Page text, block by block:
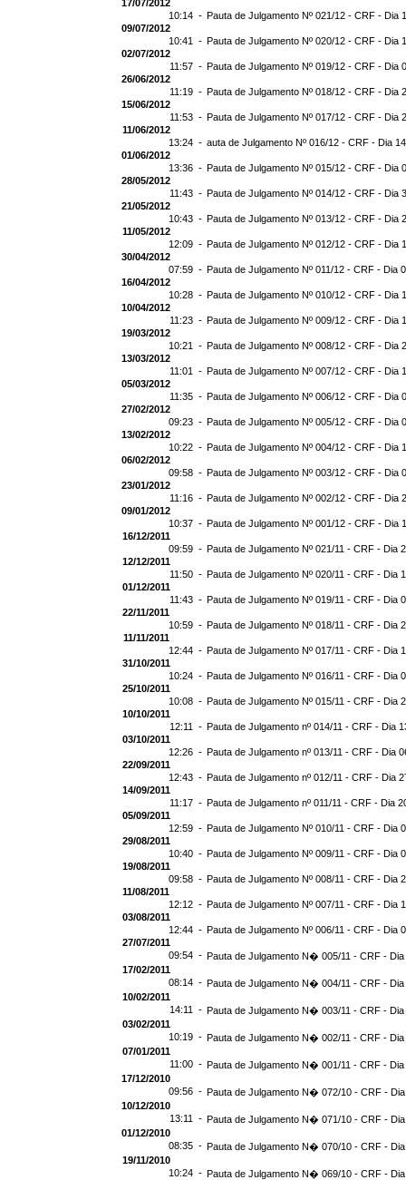
17/07/2012
10:14 - Pauta de Julgamento Nº 021/12 - CRF - Dia
09/07/2012
10:41 - Pauta de Julgamento Nº 020/12 - CRF - Dia
02/07/2012
11:57 - Pauta de Julgamento Nº 019/12 - CRF - Dia
26/06/2012
11:19 - Pauta de Julgamento Nº 018/12 - CRF - Dia
15/06/2012
11:53 - Pauta de Julgamento Nº 017/12 - CRF - Dia
11/06/2012
13:24 - auta de Julgamento Nº 016/12 - CRF - Dia
01/06/2012
13:36 - Pauta de Julgamento Nº 015/12 - CRF - Dia
28/05/2012
11:43 - Pauta de Julgamento Nº 014/12 - CRF - Dia
21/05/2012
10:43 - Pauta de Julgamento Nº 013/12 - CRF - Dia
11/05/2012
12:09 - Pauta de Julgamento Nº 012/12 - CRF - Dia
30/04/2012
07:59 - Pauta de Julgamento Nº 011/12 - CRF - Dia
16/04/2012
10:28 - Pauta de Julgamento Nº 010/12 - CRF - Dia
10/04/2012
11:23 - Pauta de Julgamento Nº 009/12 - CRF - Dia
19/03/2012
10:21 - Pauta de Julgamento Nº 008/12 - CRF - Dia
13/03/2012
11:01 - Pauta de Julgamento Nº 007/12 - CRF - Dia
05/03/2012
11:35 - Pauta de Julgamento Nº 006/12 - CRF - Dia
27/02/2012
09:23 - Pauta de Julgamento Nº 005/12 - CRF - Dia
13/02/2012
10:22 - Pauta de Julgamento Nº 004/12 - CRF - Dia
06/02/2012
09:58 - Pauta de Julgamento Nº 003/12 - CRF - Dia
23/01/2012
11:16 - Pauta de Julgamento Nº 002/12 - CRF - Dia
09/01/2012
10:37 - Pauta de Julgamento Nº 001/12 - CRF - Dia
16/12/2011
09:59 - Pauta de Julgamento Nº 021/11 - CRF - Dia
12/12/2011
11:50 - Pauta de Julgamento Nº 020/11 - CRF - Dia
01/12/2011
11:43 - Pauta de Julgamento Nº 019/11 - CRF - Dia
22/11/2011
10:59 - Pauta de Julgamento Nº 018/11 - CRF - Dia
11/11/2011
12:44 - Pauta de Julgamento Nº 017/11 - CRF - Dia
31/10/2011
10:24 - Pauta de Julgamento Nº 016/11 - CRF - Dia
25/10/2011
10:08 - Pauta de Julgamento Nº 015/11 - CRF - Dia
10/10/2011
12:11 - Pauta de Julgamento nº 014/11 - CRF - Dia
03/10/2011
12:26 - Pauta de Julgamento nº 013/11 - CRF - Dia
22/09/2011
12:43 - Pauta de Julgamento nº 012/11 - CRF - Dia
14/09/2011
11:17 - Pauta de Julgamento nº 011/11 - CRF - Dia
05/09/2011
12:59 - Pauta de Julgamento Nº 010/11 - CRF - Dia
29/08/2011
10:40 - Pauta de Julgamento Nº 009/11 - CRF - Dia
19/08/2011
09:58 - Pauta de Julgamento Nº 008/11 - CRF - Dia
11/08/2011
12:12 - Pauta de Julgamento Nº 007/11 - CRF - Dia
03/08/2011
12:44 - Pauta de Julgamento Nº 006/11 - CRF - Dia
27/07/2011
09:54 - Pauta de Julgamento N� 005/11 - CRF - Dia
17/02/2011
08:14 - Pauta de Julgamento N� 004/11 - CRF - Dia
10/02/2011
14:11 - Pauta de Julgamento N� 003/11 - CRF - Dia
03/02/2011
10:19 - Pauta de Julgamento N� 002/11 - CRF - Dia
07/01/2011
11:00 - Pauta de Julgamento N� 001/11 - CRF - Dia
17/12/2010
09:56 - Pauta de Julgamento N� 072/10 - CRF -
10/12/2010
13:11 - Pauta de Julgamento N� 071/10 - CRF -
01/12/2010
08:35 - Pauta de Julgamento N� 070/10 - CRF -
19/11/2010
10:24 - Pauta de Julgamento N� 069/10 - CRF - Dia